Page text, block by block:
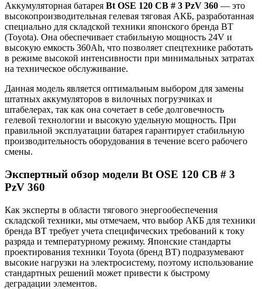
Аккумуляторная батарея Bt OSE 120 CB # 3 PzV 360 — это
высокопроизводительная гелевая тяговая АКБ, разработанная
специально для складской техники японского бренда BT
(Toyota). Она обеспечивает стабильную мощность 24V и
высокую емкость 360Ah, что позволяет спецтехнике работать
в режиме высокой интенсивности при минимальных затратах
на техническое обслуживание.
Данная модель является оптимальным выбором для замены
штатных аккумуляторов в вилочных погрузчиках и
штабелерах, так как она сочетает в себе долговечность
гелевой технологии и высокую удельную мощность. При
правильной эксплуатации батарея гарантирует стабильную
производительность оборудования в течение всего рабочего
смены.
Экспертный обзор модели Bt OSE 120 CB # 3
PzV 360
Как эксперты в области тягового энергообеспечения
складской техники, мы отмечаем, что выбор АКБ для техники
бренда BT требует учета специфических требований к току
разряда и температурному режиму. Японские стандарты
проектирования техники Toyota (бренд BT) подразумевают
высокие нагрузки на электросистему, поэтому использование
стандартных решений может привести к быстрому
деградации элементов.